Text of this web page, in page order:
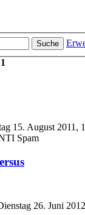
Suche
1
15. August 2011,
Spam
26. Juni